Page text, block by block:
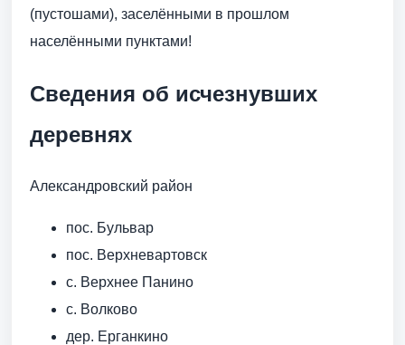
(пустошами), заселёнными в прошлом
населёнными пунктами!
Сведения об исчезнувших
деревнях
Александровский район
пос. Бульвар
пос. Верхневартовск
с. Верхнее Панино
с. Волково
дер. Ерганкино